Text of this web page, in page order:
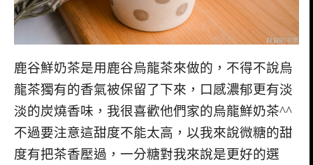
鹿谷鮮奶茶是用鹿谷烏龍茶來做的，不得不說烏
龍茶獨有的香氣被保留了下來，口感濃郁更有淡
淡的炭燒香味，我很喜歡他們家的烏龍鮮奶茶^^
不過要注意這甜度不能太高，以我來說微糖的甜
度有把茶香壓過，一分糖對我來說是更好的選